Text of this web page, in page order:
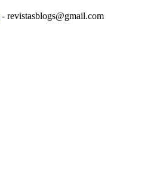
- revistasblogs@gmail.com